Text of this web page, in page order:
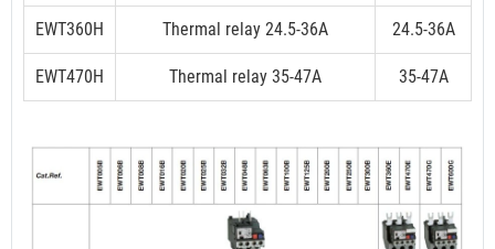
EWT360H Thermal relay 24.5-36A 24.5-36A
EWT470H Thermal relay 35-47A 35-47A